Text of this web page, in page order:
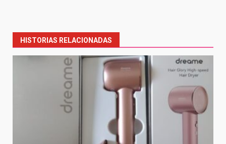
navigation
HISTORIAS RELACIONADAS